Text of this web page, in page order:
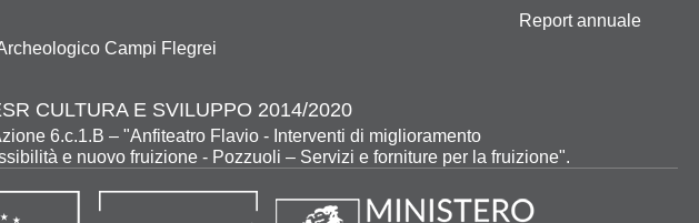
Campi Flegrei
Report annuale
CULTURA E SVILUPPO 2014/2020
6.c.1.B – "Anfiteatro Flavio - Interventi di miglioramento
e nuovo fruizione - Pozzuoli – Servizi e forniture per la fruizione".